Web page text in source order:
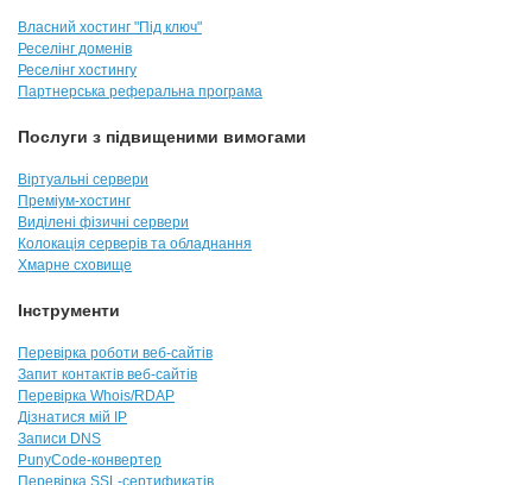
Власний хостинг "Під ключ"
Реселінг доменів
Реселінг хостингу
Партнерська реферальна програма
Послуги з підвищеними вимогами
Віртуальні сервери
Преміум-хостинг
Виділені фізичні сервери
Колокація серверів та обладнання
Хмарне сховище
Інструменти
Перевірка роботи веб-сайтів
Запит контактів веб-сайтів
Перевірка Whois/RDAP
Дізнатися мій IP
Записи DNS
PunyCode-конвертер
Перевірка SSL-сертификатів